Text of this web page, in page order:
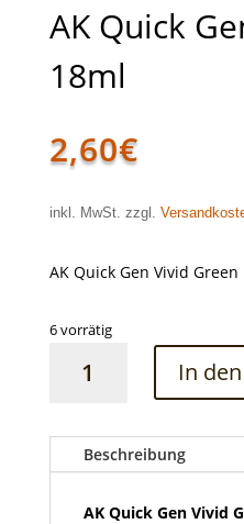
AK Quick
18ml
2,60€
inkl. MwSt. zzgl.
AK Quick Gen Vivid Green
6 vorrätig
Quick
Green
18ml
Menge
In
Beschreibung
AK Quick Gen Vivid